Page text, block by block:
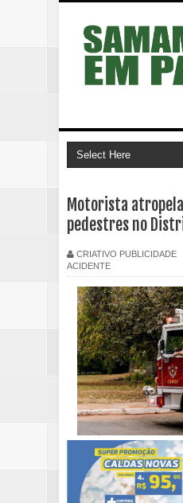
Motorista
pedestres no
CRIATIVO PUBLICIDADE
ACIDENTE